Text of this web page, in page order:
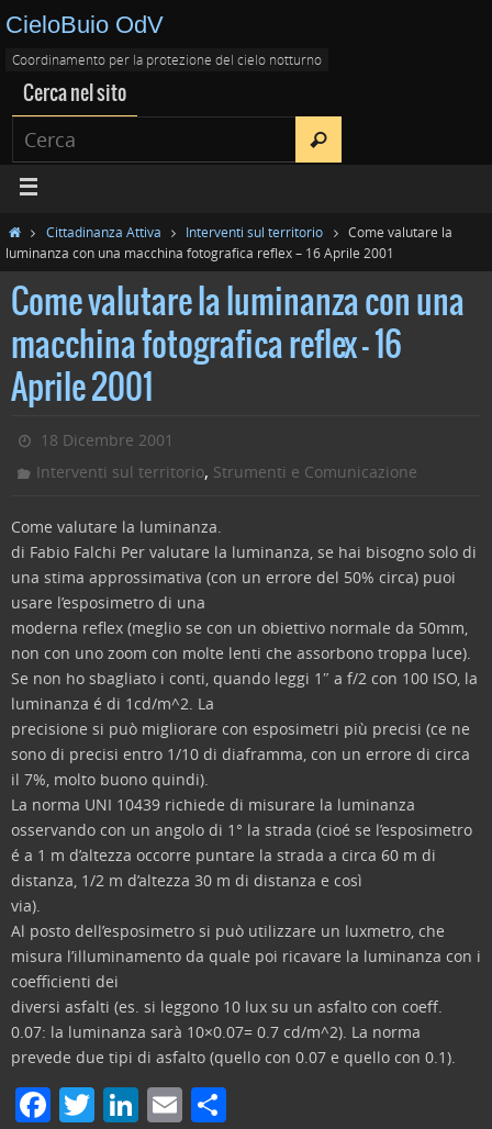
CieloBuio OdV
Coordinamento per la protezione del cielo notturno
Cerca nel sito
Cittadinanza Attiva Interventi sul territorio
Come valutare la
luminanza con una macchina fotografica reflex – 16 Aprile 2001
Come valutare la luminanza con una
macchina fotografica reflex – 16
Aprile 2001
18 Dicembre 2001
Interventi sul territorio, Strumenti e Comunicazione
Come valutare la luminanza.
di Fabio Falchi Per valutare la luminanza, se hai bisogno solo di
una stima approssimativa (con un errore del 50% circa) puoi
usare l’esposimetro di una
moderna reflex (meglio se con un obiettivo normale da 50mm,
non con uno zoom con molte lenti che assorbono troppa luce).
Se non ho sbagliato i conti, quando leggi 1″ a f/2 con 100 ISO, la
luminanza é di 1cd/m^2. La
precisione si può migliorare con esposimetri più precisi (ce ne
sono di precisi entro 1/10 di diaframma, con un errore di circa
il 7%, molto buono quindi).
La norma UNI 10439 richiede di misurare la luminanza
osservando con un angolo di 1° la strada (cioé se l’esposimetro
é a 1 m d’altezza occorre puntare la strada a circa 60 m di
distanza, 1/2 m d’altezza 30 m di distanza e così
via).
Al posto dell’esposimetro si può utilizzare un luxmetro, che
misura l’illuminamento da quale poi ricavare la luminanza con i
coefficienti dei
diversi asfalti (es. si leggono 10 lux su un asfalto con coeff.
0.07: la luminanza sarà 10×0.07= 0.7 cd/m^2). La norma
prevede due tipi di asfalto (quello con 0.07 e quello con 0.1).
F T Li E